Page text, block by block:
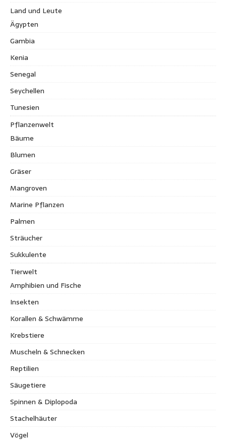
Land und Leute
Ägypten
Gambia
Kenia
Senegal
Seychellen
Tunesien
Pflanzenwelt
Bäume
Blumen
Gräser
Mangroven
Marine Pflanzen
Palmen
Sträucher
Sukkulente
Tierwelt
Amphibien und Fische
Insekten
Korallen & Schwämme
Krebstiere
Muscheln & Schnecken
Reptilien
Säugetiere
Spinnen & Diplopoda
Stachelhäuter
Vögel